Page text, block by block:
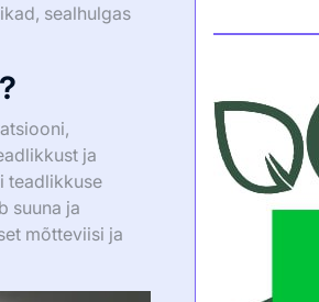
sealhulgas
ja
teadlikkuse
suuna ja
mõtteviisi ja